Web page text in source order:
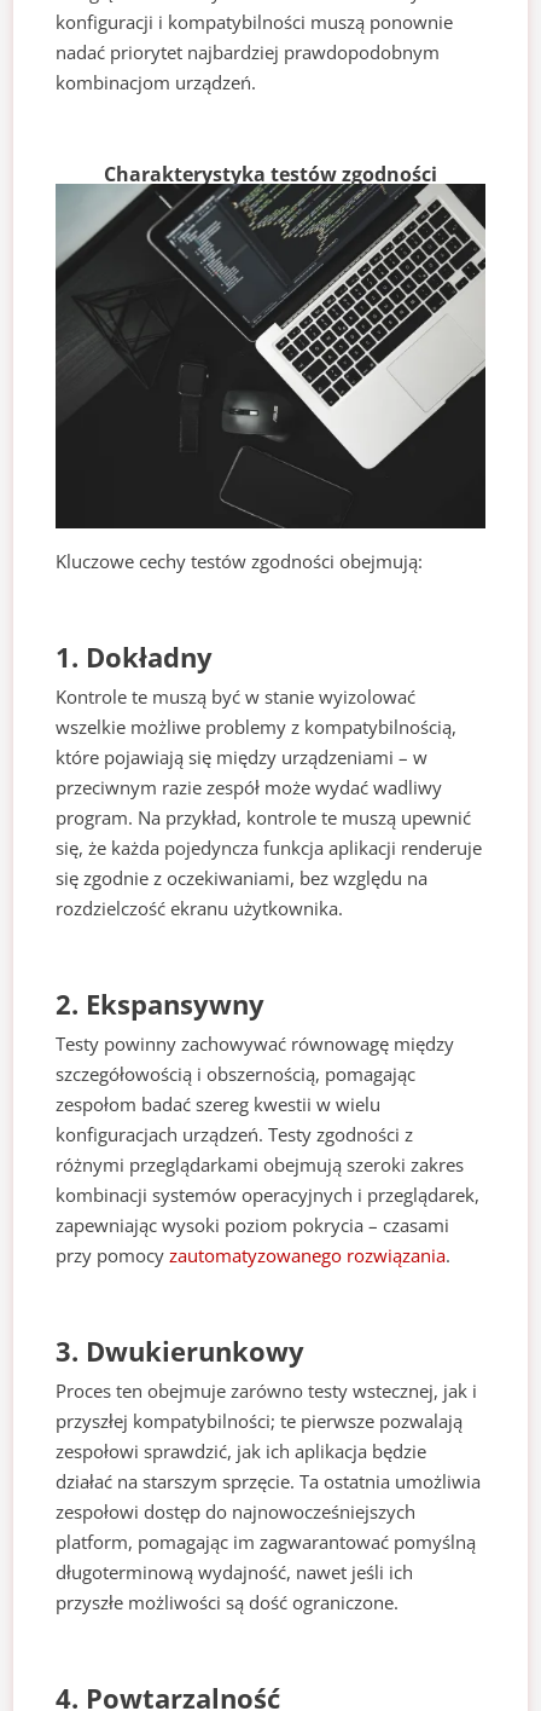
konfiguracji i kompatybilności muszą ponownie
nadać priorytet najbardziej prawdopodobnym
kombinacjom urządzeń.
Charakterystyka testów zgodności
Kluczowe cechy testów zgodności obejmują:
1. Dokładny
Kontrole te muszą być w stanie wyizolować
wszelkie możliwe problemy z kompatybilnością,
które pojawiają się między urządzeniami – w
przeciwnym razie zespół może wydać wadliwy
program. Na przykład, kontrole te muszą upewnić
się, że każda pojedyncza funkcja aplikacji renderuje
się zgodnie z oczekiwaniami, bez względu na
rozdzielczość ekranu użytkownika.
2. Ekspansywny
Testy powinny zachowywać równowagę między
szczegółowością i obszernością, pomagając
zespołom badać szereg kwestii w wielu
konfiguracjach urządzeń. Testy zgodności z
różnymi przeglądarkami obejmują szeroki zakres
kombinacji systemów operacyjnych i przeglądarek,
zapewniając wysoki poziom pokrycia – czasami
przy pomocyzautomatyzowanego rozwiązania.
3. Dwukierunkowy
Proces ten obejmuje zarówno testy wstecznej, jak i
przyszłej kompatybilności; te pierwsze pozwalają
zespołowi sprawdzić, jak ich aplikacja będzie
działać na starszym sprzęcie. Ta ostatnia umożliwia
zespołowi dostęp do najnowocześniejszych
platform, pomagając im zagwarantować pomyślną
długoterminową wydajność, nawet jeśli ich
przyszłe możliwości są dość ograniczone.
4. Powtarzalność